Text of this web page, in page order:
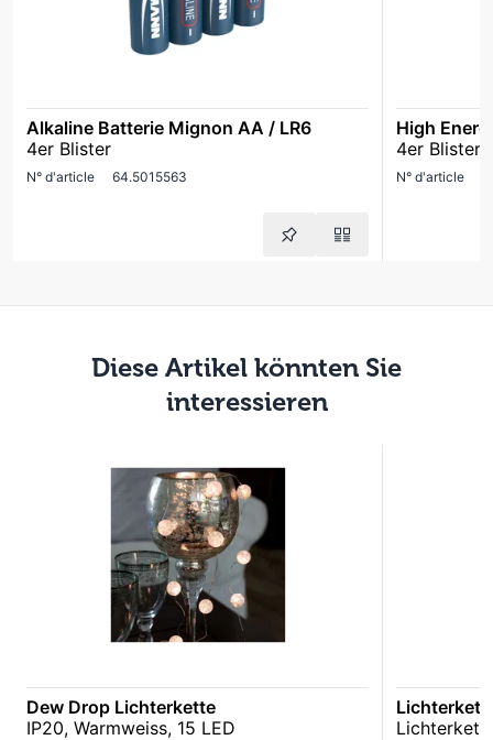
Alkaline Batterie Mignon AA / LR6
4er Blister
N° d'article 64.5015563
High
4er Blister
N° d'article
Diese Artikel könnten Sie
interessieren
Dew Drop Lichterkette
IP20, Warmweiss, 15 LED